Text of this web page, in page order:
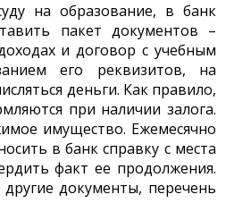
на образование, в банк
пакет документов –
и договор с учебным
его реквизитов, на
деньги. Как правило,
при наличии залога.
имущество. Ежемесячно
в банк справку с места
факт ее продолжения.
документы, перечень